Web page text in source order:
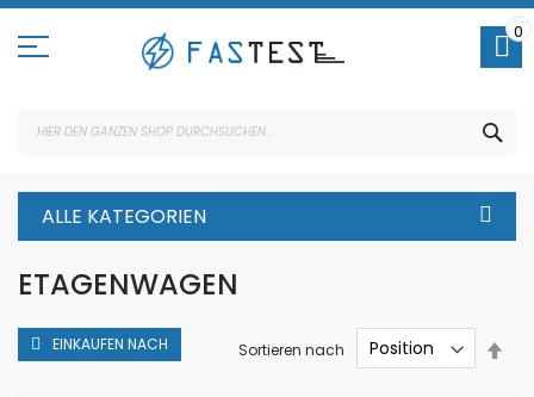
Direkt
Inhalt
0
ALLE KATEGORIEN
ETAGENWAGEN
Sortieren nach
EINKAUFEN NACH